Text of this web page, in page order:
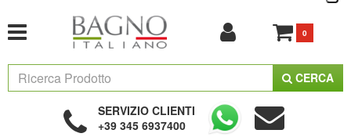
0
CERCA
SERVIZIO CLIENTI
+39 345 6937400